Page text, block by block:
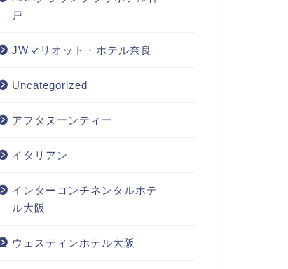
戸
JWマリオット・ホテル奈良
Uncategorized
アフタヌーンティー
イタリアン
インターコンチネンタルホテ
ル大阪
ウェスティンホテル大阪